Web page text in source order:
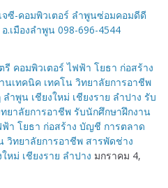
ซี-คอมพิวเตอร์ ลำพูนซ่อมคอมดีดี
.เมืองลำพูน 098-696-4544
คอมพิวเตอร์ ไฟฟ้า โยธา ก่อสร้าง
เทคนิค เทคโน วิทยาลัยการอาชีพ
ำพูน เชียงใหม่ เชียงราย ลำปาง รับ
ยาลัยการอาชีพ รับนักศึกษาฝึกงาน
า โยธา ก่อสร้าง บัญชี การตลาด
วิทยาลัยการอาชีพ สารพัดช่าง
หม่ เชียงราย ลำปาง มกราคม 4,